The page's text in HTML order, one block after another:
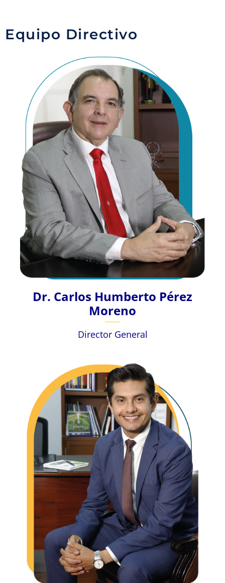
Equipo Directivo
Dr. Carlos Humberto Pérez
Moreno
Director General